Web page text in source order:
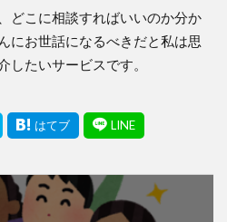
どこに相談すればいいのか分か
にお世話になるべきだと私は思
したいサービスです。